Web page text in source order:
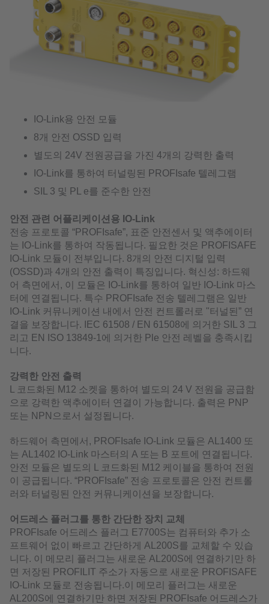
IO-Link용 안전 모듈
8개 안전 OSSD 입력
별도의 24V 전원공급을 가진 4개의 강력한 출력
IO-Link를 통하여 터널링된 PROFIsafe 텔레그램
SIL 3 및 PL e를 준수한 안전
안전 관련 어플리케이션용 IO-Link
전송 프로토콜 “PROFIsafe”, 표준 안전센서 및 액추에이터
는 IO-Link를 통하여 작동됩니다. 필요한 것은 PROFISAFE
IO-Link 모듈이 전부입니다. 8개의 안전 디지털 입력
(OSSD)과 4개의 안전 출력이 특징입니다. 혁신성: 하드웨
어 측면에서, 이 모듈은 IO-Link를 통하여 일반 IO-Link 마스
터에 연결됩니다. 특수 PROFIsafe 전송 텔레그램은 일반
IO-Link 커뮤니케이션 내에서 안전 컨트롤러로 "터널된” 연
결을 보장합니다. IEC 61508 / EN 61508에 의거한 SIL 3 그
리고 EN ISO 13849-1에 의거한 Ple 안전 레벨을 충족시킵
니다.
강력한 안전 출력
L 코드화된 M12 소켓을 통하여 별도의 24 V 전원을 공급함
으로 강력한 액추에이터 연결이 가능합니다. 출력은 PNP
또는 NPN으로서 설정됩니다.
하드웨어 측면에서, PROFIsafe IO-Link 모듈은 AL1400 또
는 AL1402 IO-Link 마스터의 A 또는 B 포트에 연결됩니다.
안전 모듈은 별도의 L 코드화된 M12 케이블을 통하여 전원
이 공급됩니다. “PROFIsafe” 전송 프로토콜은 안전 컨트롤
러와 터널링된 안전 커뮤니케이션을 보장합니다.
어드레스 플러그를 통한 간단한 장치 교체
PROFIsafe 어드레스 플러그 E7700S는 컴퓨터와 추가 소
프트웨어 없이 빠르고 간단하게 AL200S를 교체할 수 있습
니다. 이 메모리 플러그는 새로운 AL200S에 연결하기만 하
면 저장된 PROFILIT 주소가 자동으로 새로운 PROFISAFE
IO-Link 모듈로 전송됩니다.이 메모리 플러그는 새로운
AL200S에 연결하기만 하면 저장된 PROFIsafe 어드레스가